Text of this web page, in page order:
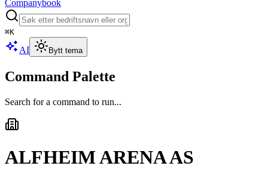
Companybook
⌘K
AI Bytt tema
Command Palette
Search for a command to run...
ALFHEIM ARENA AS